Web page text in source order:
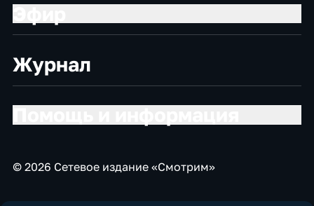
Журнал
© 2026 Сетевое издание «Смотрим»